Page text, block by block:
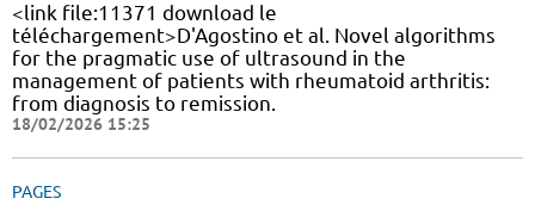
<link file:11371 download le
téléchargement>D'Agostino et al. Novel algorithms
for the pragmatic use of ultrasound in the
management of patients with rheumatoid arthritis:
from diagnosis to remission.
18/02/2026 15:25
PAGES